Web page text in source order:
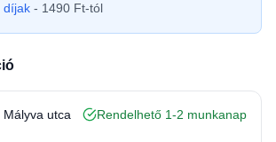
díjak - 1490 Ft-tól
, Mályva utca
Rendelhető 1-2 munkanap